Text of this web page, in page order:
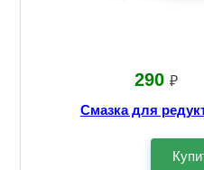
290 ₽
Смазка для